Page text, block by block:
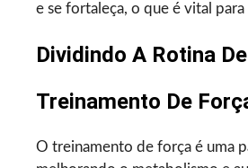
e se fortaleça, o que é vital
Dividindo A Rotina
Treinamento De
O treinamento de força é uma